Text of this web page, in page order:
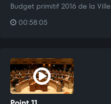
Budget primitif 2016 de la
00:58:05